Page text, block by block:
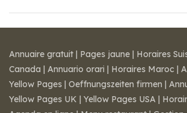
Annuaire gratuit | Pages jaune | Horaires
Canada | Annuario orari | Horaires Maroc |
Yellow Pages | Oeffnungszeiten firmen |
Yellow Pages UK | Yellow Pages USA |